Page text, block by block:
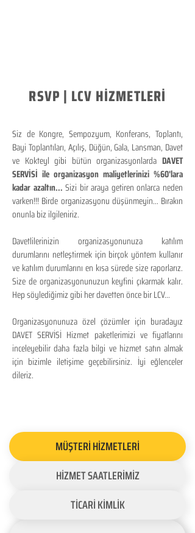
RSVP | LCV HİZMETLERİ
Siz de Kongre, Sempozyum, Konferans, Toplantı,
Bayi Toplantıları, Açılış, Düğün, Gala, Lansman, Davet
ve Kokteyl gibi bütün organizasyonlarda DAVET
SERVİSİ ile organizasyon maliyetlerinizi %60'lara
kadar azaltın...Sizi bir araya getiren onlarca neden
varken!!! Birde organizasyonu düşünmeyin... Bırakın
onunla biz ilgileniriz.
Davetlilerinizin organizasyonunuza katılım
durumlarını netleştirmek için birçok yöntem kullanır
ve katılım durumlarını en kısa sürede size raporlarız.
Size de organizasyonunuzun keyfini çıkarmak kalır.
Hep söylediğimiz gibi her davetten önce bir LCV...
Organizasyonunuza özel çözümler için buradayız
DAVET SERVİSİ Hizmet paketlerimizi ve fiyatlarını
inceleyebilir daha fazla bilgi ve hizmet satın almak
için bizimle iletişime geçebilirsiniz. İyi eğlenceler
dileriz.
MÜŞTERİ HİZMETLERİ
HİZMET SAATLERİMİZ
TİCARİ KİMLİK